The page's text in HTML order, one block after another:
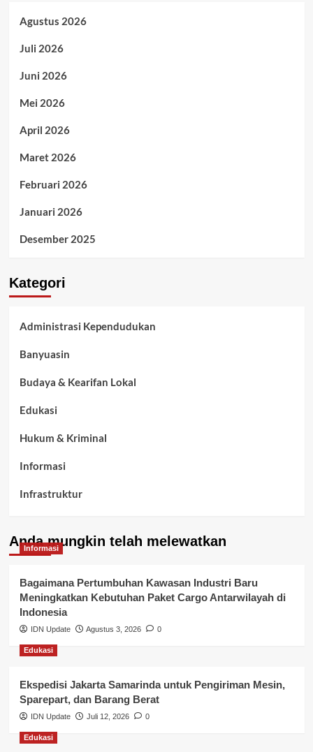
Agustus 2026
Juli 2026
Juni 2026
Mei 2026
April 2026
Maret 2026
Februari 2026
Januari 2026
Desember 2025
Kategori
Administrasi Kependudukan
Banyuasin
Budaya & Kearifan Lokal
Edukasi
Hukum & Kriminal
Informasi
Infrastruktur
Kepegawaian & ASN Banyuasin
Kesehatan
Keuangan
Lalu Lintas
Layanan Publik Kabupaten Banyuasin
Nasional
Pemerintahan
Anda mungkin telah melewatkan
Informasi
Bagaimana Pertumbuhan Kawasan Industri Baru
Meningkatkan Kebutuhan Paket Cargo Antarwilayah di
Indonesia
IDN Update Agustus 3, 2026 0
Edukasi
Ekspedisi Jakarta Samarinda untuk Pengiriman Mesin,
Sparepart, dan Barang Berat
IDN Update Juli 12, 2026 0
Edukasi